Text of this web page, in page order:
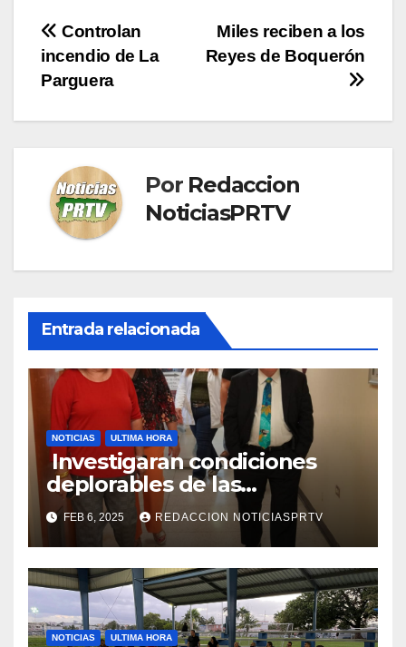
Navegación
de
entradas
Miles reciben a los
Reyes de Boquerón
Controlan
incendio de La
Parguera
Por Redaccion
NoticiasPRTV
Entrada relacionada
NOTICIAS ULTIMA HORA
Investigaran condiciones
deplorables de las
facilidades el Departamento
de la Salud en Mayagüez
FEB 6, 2025 REDACCION NOTICIASPRTV
NOTICIAS ULTIMA HORA